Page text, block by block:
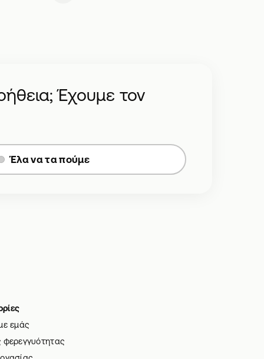
Έχουμε τον
Έλα να τα πούμε
εμάς
φερεγγυότητας